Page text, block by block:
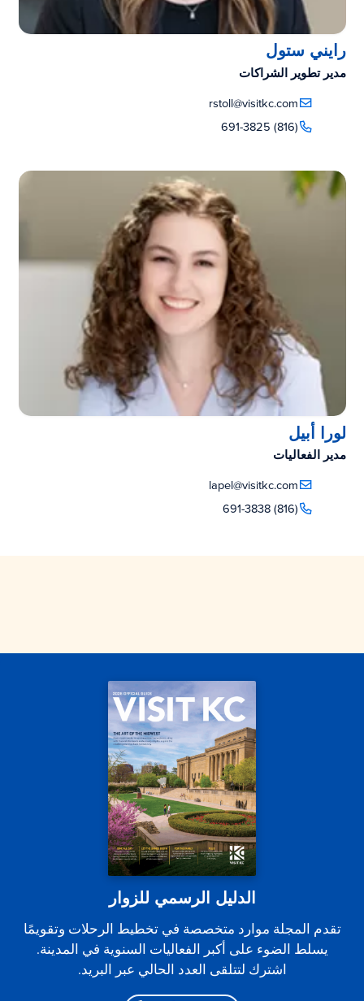
رايني ستول
مدير تطوير الشراكات
rstoll@visitkc.com
(816) 691-3825
لورا أبيل
مدير الفعاليات
lapel@visitkc.com
(816) 691-3838
الدليل الرسمي للزوار
تقدم المجلة موارد متخصصة في تخطيط الرحلات وتقويمًا
يسلط الضوء على أكبر الفعاليات السنوية في المدينة.
اشترك لتتلقى العدد الحالي عبر البريد.